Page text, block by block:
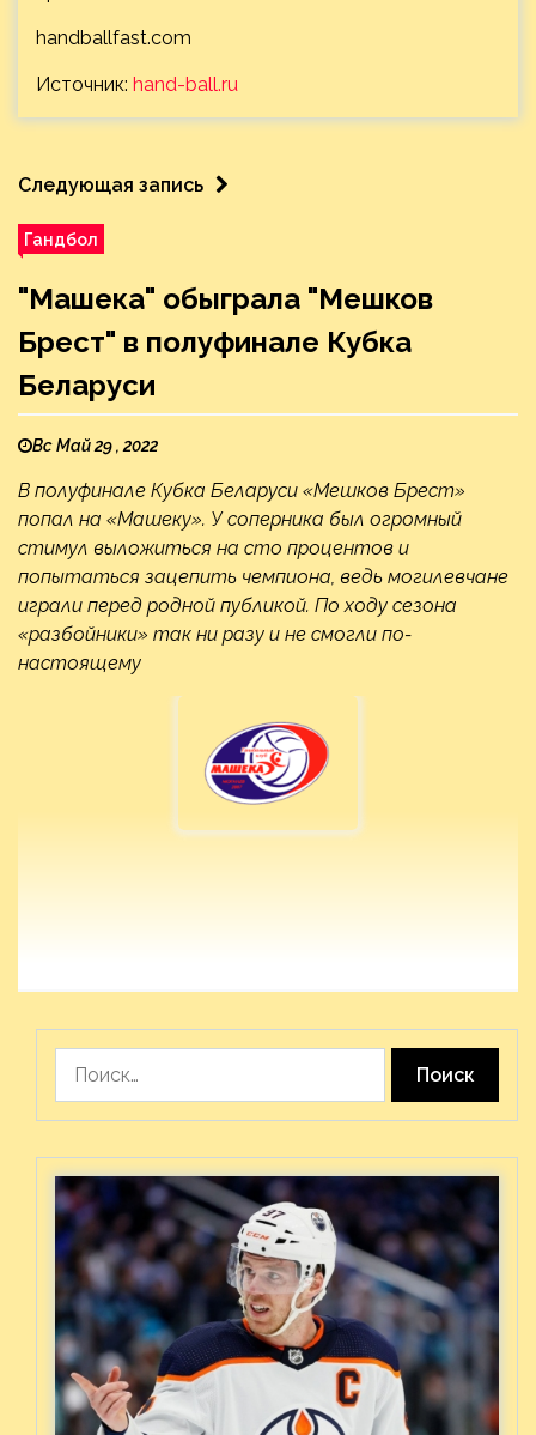
handballfast.com
Источник: hand-ball.ru
Следующая запись
Гандбол
"Машека" обыграла "Мешков
Брест" в полуфинале Кубка
Беларуси
Вс Май 29 , 2022
В полуфинале Кубка Беларуси «Мешков Брест»
попал на «Машеку». У соперника был огромный
стимул выложиться на сто процентов и
попытаться зацепить чемпиона, ведь могилевчане
играли перед родной публикой. По ходу сезона
«разбойники» так ни разу и не смогли по-
настоящему